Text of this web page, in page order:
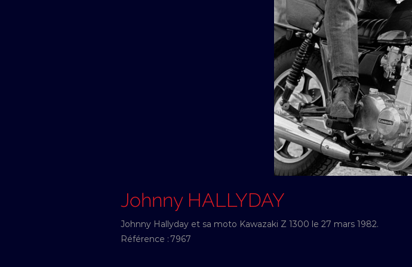
Johnny HALLYDAY
Johnny Hallyday et sa moto Kawazaki Z 1300 le 27 mars 1982.
Référence : 7967